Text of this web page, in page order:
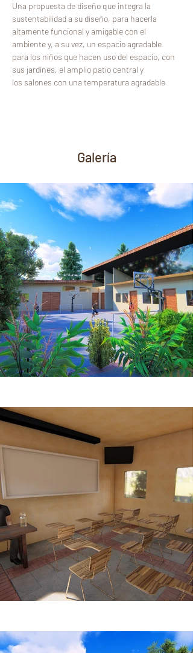
Una propuesta de diseño que integra la
sustentabilidad a su diseño, para hacerla
altamente funcional y amigable con el
ambiente y, a su vez, un espacio agradable
para los niños que hacen uso del espacio, con
sus jardínes, el amplio patio central y
los salones con una temperatura agradable
Galería